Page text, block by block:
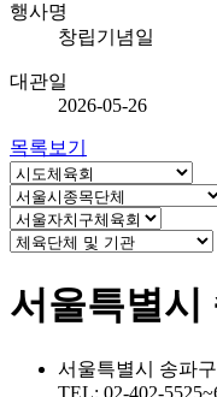
행사명
창립기념일
대관일
2026-05-26
목록보기
서울특별시
서울특별시 송파